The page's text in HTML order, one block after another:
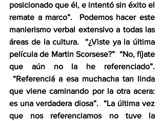
posicionado que él, e intentó sin éxito el
remate a marco”.  Podemos hacer este
manierismo verbal extensivo a todas las
áreas de la cultura.  “¿Viste ya la última
película de Martin Scorsese?”  “No, fíjate
que aún no la he referenciado”.
“Referenciá a esa muchacha tan linda
que viene caminando por la otra acera:
es una verdadera diosa”.  “La última vez
que nos referenciamos no tuve la